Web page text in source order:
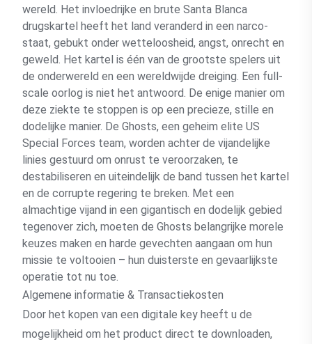
wereld. Het invloedrijke en brute Santa Blanca
drugskartel heeft het land veranderd in een narco-
staat, gebukt onder wetteloosheid, angst, onrecht en
geweld. Het kartel is één van de grootste spelers uit
de onderwereld en een wereldwijde dreiging. Een full-
scale oorlog is niet het antwoord. De enige manier om
deze ziekte te stoppen is op een precieze, stille en
dodelijke manier. De Ghosts, een geheim elite US
Special Forces team, worden achter de vijandelijke
linies gestuurd om onrust te veroorzaken, te
destabiliseren en uiteindelijk de band tussen het kartel
en de corrupte regering te breken. Met een
almachtige vijand in een gigantisch en dodelijk gebied
tegenover zich, moeten de Ghosts belangrijke morele
keuzes maken en harde gevechten aangaan om hun
missie te voltooien – hun duisterste en gevaarlijkste
operatie tot nu toe.
Algemene informatie & Transactiekosten
Door het kopen van een digitale key heeft u de
mogelijkheid om het product direct te downloaden,